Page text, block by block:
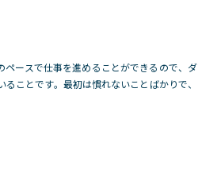
ースで仕事を進めることができるので、ダ
ことです。最初は慣れないことばかりで、